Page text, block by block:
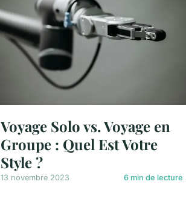
Voyage Solo vs. Voyage en
Groupe : Quel Est Votre
Style ?
13 novembre 2023 6 min de lecture